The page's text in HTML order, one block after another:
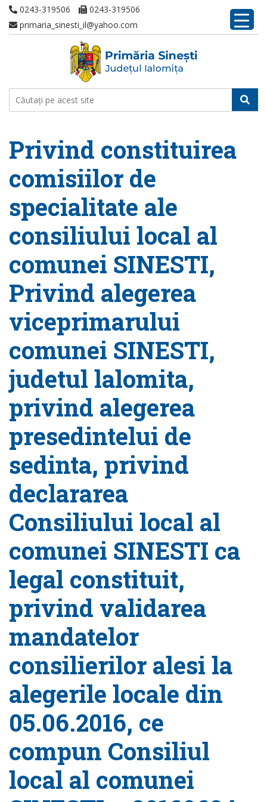
0243-319506
0243-319506
primaria_sinesti_il@yahoo.com
Privind constituirea
comisiilor de
specialitate ale
consiliului local al
comunei SINESTI,
Privind alegerea
viceprimarului
comunei SINESTI,
judetul lalomita,
privind alegerea
presedintelui de
sedinta, privind
declararea
Consiliului local al
comunei SINESTI ca
legal constituit,
privind validarea
mandatelor
consilierilor alesi la
alegerile locale din
05.06.2016, ce
compun Consiliul
local al comunei